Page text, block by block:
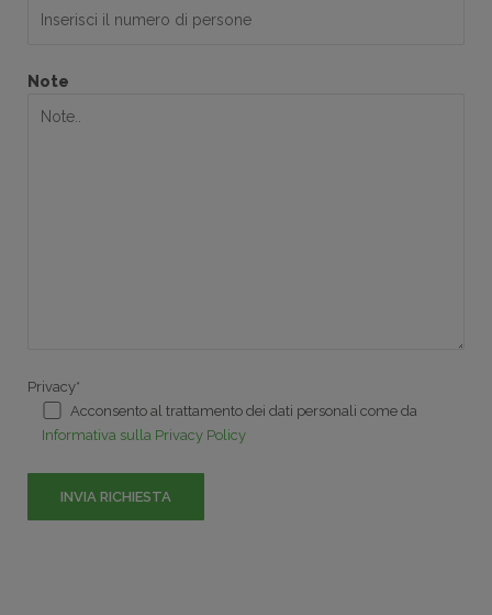
Note
Privacy*
Acconsento al trattamento dei dati personali come da
Informativa sulla Privacy Policy